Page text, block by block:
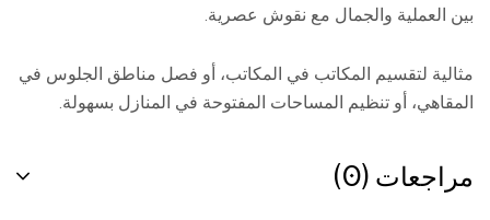
بين العملية والجمال مع نقوش عصرية.
مثالية لتقسيم المكاتب في المكاتب، أو فصل مناطق الجلوس في
المقاهي، أو تنظيم المساحات المفتوحة في المنازل بسهولة.
مراجعات (0)